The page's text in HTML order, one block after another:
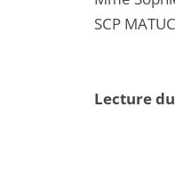
SCP
Lecture